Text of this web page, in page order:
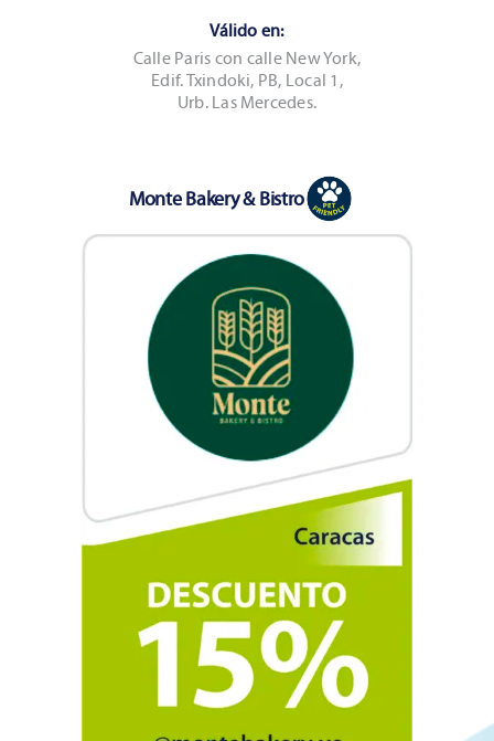
Válido en:
Calle Paris con calle New York,
Edif. Txindoki, PB, Local 1,
Urb. Las Mercedes.
Monte Bakery & Bistro